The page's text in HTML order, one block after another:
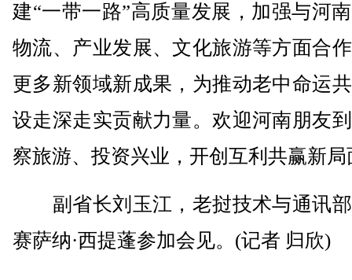
建“一带一路”高质量发展，加强与河
物流、产业发展、文化旅游等方面合
更多新领域新成果，为推动老中命运
设走深走实贡献力量。欢迎河南朋友
察旅游、投资兴业，开创互利共赢新局
副省长刘玉江，老挝技术与通讯
赛萨纳·西提蓬参加会见。(记者 归欣)